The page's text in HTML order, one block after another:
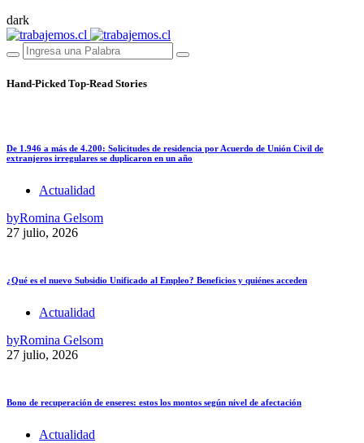
dark
Hand-Picked Top-Read Stories
De 1.946 a más de 4.200: Solicitudes de residencia por Acuerdo de Unión Civil de
extranjeros irregulares se duplicaron en un año
Actualidad
byRomina Gelsom
27 julio, 2026
¿Qué es el nuevo Subsidio Unificado al Empleo? Beneficios y quiénes acceden
Actualidad
byRomina Gelsom
27 julio, 2026
Bono de recuperación de enseres: estos los montos según nivel de afectación
Actualidad